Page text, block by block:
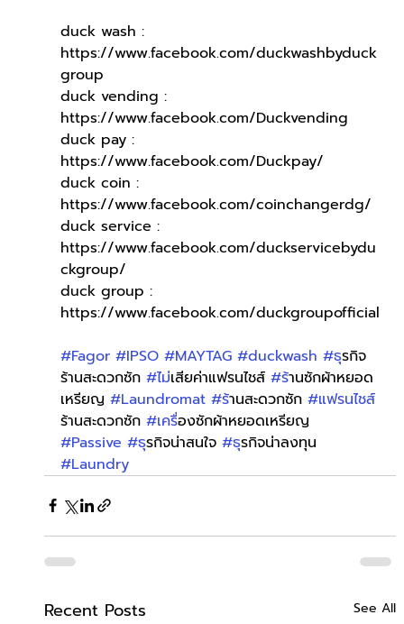
duck wash :
https://www.facebook.com/duckwashbyduck
group
duck vending :
https://www.facebook.com/Duckvending
duck pay :
https://www.facebook.com/Duckpay/
duck coin :
https://www.facebook.com/coinchangerdg/
duck service :
https://www.facebook.com/duckservicebydu
ckgroup/
duck group :
https://www.facebook.com/duckgroupofficial
#Fagor #IPSO #MAYTAG #duckwash #ธุรกิจ
ร้านสะดวกซัก #ไม่เสียค่าแฟรนไชส์ #ร้านซักผ้าหยอด
เหรียญ #Laundromat #ร้านสะดวกซัก #แฟรนไชส์
ร้านสะดวกซัก #เครื่องซักผ้าหยอดเหรียญ
#Passive #ธุรกิจน่าสนใจ #ธุรกิจน่าลงทุน
#Laundry
Recent Posts See All